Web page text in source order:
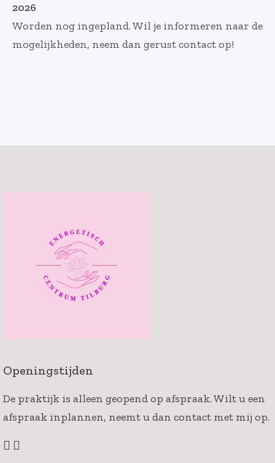
2026
Worden nog ingepland. Wil je informeren naar de
mogelijkheden, neem dan gerust contact op!
Openingstijden
De praktijk is alleen geopend op afspraak. Wilt u een
afspraak inplannen, neemt u dan contact met mij op.